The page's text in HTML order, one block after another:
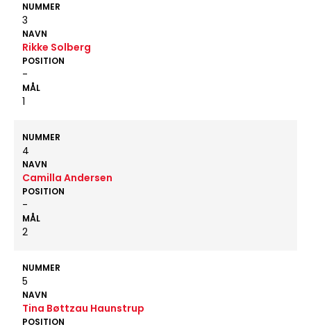
NUMMER
3
NAVN
Rikke Solberg
POSITION
-
MÅL
1
NUMMER
4
NAVN
Camilla Andersen
POSITION
-
MÅL
2
NUMMER
5
NAVN
Tina Bøttzau Haunstrup
POSITION